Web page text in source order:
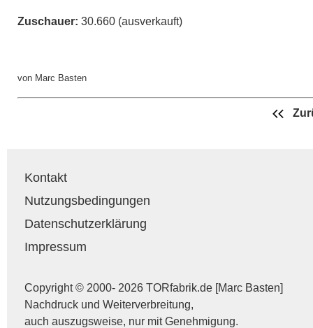
Zuschauer: 30.660 (ausverkauft)
von Marc Basten
Kontakt
Nutzungsbedingungen
Datenschutzerklärung
Impressum
Copyright © 2000- 2026 TORfabrik.de [Marc Basten]
Nachdruck und Weiterverbreitung,
auch auszugsweise, nur mit Genehmigung.